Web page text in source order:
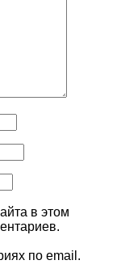
в этом
по email.